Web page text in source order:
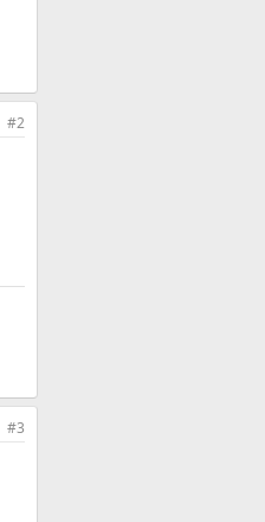
#2
#3